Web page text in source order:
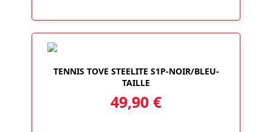
TENNIS TOVE STEELITE S1P-NOIR/BLEU-
TAILLE
49,90 €